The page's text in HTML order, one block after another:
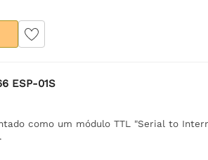
ESP-01S
como um módulo TTL "Serial to